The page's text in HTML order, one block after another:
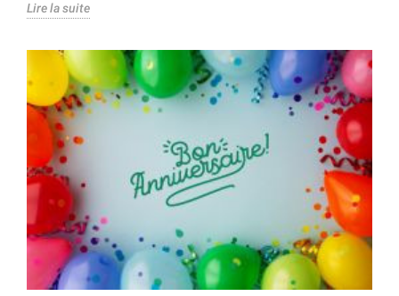
Lire la suite